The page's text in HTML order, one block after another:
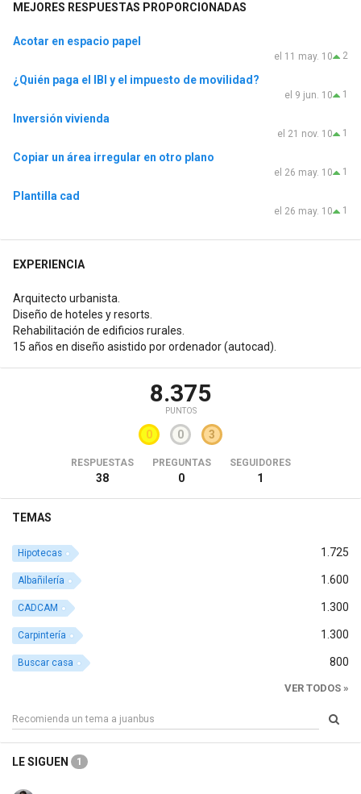
MEJORES RESPUESTAS PROPORCIONADAS
Acotar en espacio papel
2
el 11 may. 10
¿Quién paga el IBI y el impuesto de movilidad?
1
el 9 jun. 10
Inversión vivienda
1
el 21 nov. 10
Copiar un área irregular en otro plano
1
el 26 may. 10
Plantilla cad
1
el 26 may. 10
EXPERIENCIA
Arquitecto urbanista.
Diseño de hoteles y resorts.
Rehabilitación de edificios rurales.
15 años en diseño asistido por ordenador (autocad).
8.375
PUNTOS
0 0 3
RESPUESTAS
38
PREGUNTAS
0
SEGUIDORES
1
TEMAS
1.725
Hipotecas
1.600
Albañilería
1.300
CADCAM
1.300
Carpintería
800
Buscar casa
VER TODOS »
LE SIGUEN 1